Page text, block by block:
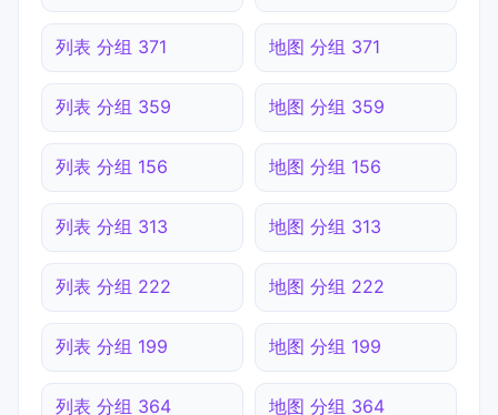
列表 分组 371 地图 分组 371
列表 分组 359 地图 分组 359
列表 分组 156 地图 分组 156
列表 分组 313 地图 分组 313
列表 分组 222 地图 分组 222
列表 分组 199 地图 分组 199
列表 分组 364 地图 分组 364